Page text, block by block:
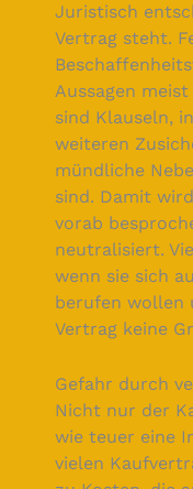
Juristisch
Vertrag steht.
Aussagen
sind Klauseln,
weiteren
mündliche
sind. Damit
vorab
neutralisiert.
wenn sie sich
berufen wollen
Vertrag keine
Gefahr durch
Nicht nur der
wie teuer eine
vielen